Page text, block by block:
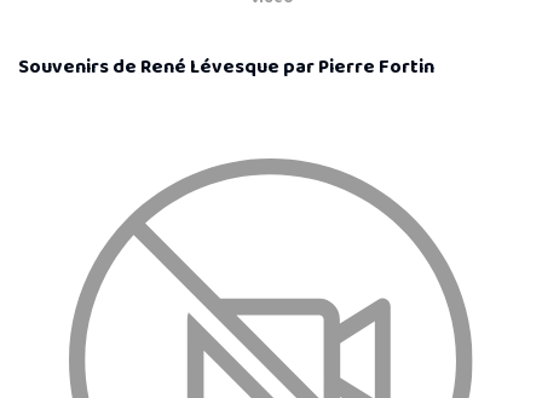
Souvenirs de René Lévesque par Pierre Fortin